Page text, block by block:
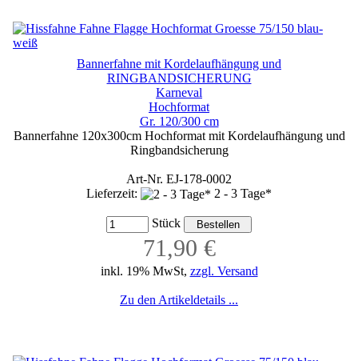
Bannerfahne mit Kordelaufhängung und
RINGBANDSICHERUNG
Karneval
Hochformat
Gr. 120/300 cm
Bannerfahne 120x300cm Hochformat mit Kordelaufhängung und
Ringbandsicherung
Art-Nr. EJ-178-0002
Lieferzeit:
2 - 3 Tage*
Stück
71,90 €
inkl. 19% MwSt, zzgl. Versand
Zu den Artikeldetails ...